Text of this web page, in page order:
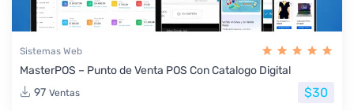
Sistemas Web
MasterPOS – Punto de Venta POS Con Catalogo Digital
97 Ventas $30